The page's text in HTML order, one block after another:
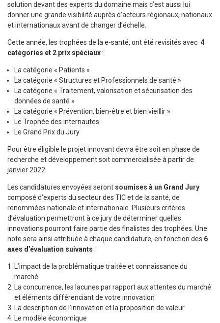
solution devant des experts du domaine mais c’est aussi lui
donner une grande visibilité auprès d’acteurs régionaux, nationaux
et internationaux avant de changer d’échelle.
Cette année, les trophées de la e-santé, ont été revisités avec 4
catégories et 2 prix spéciaux :
La catégorie « Patients »
La catégorie « Structures et Professionnels de santé »
La catégorie « Traitement, valorisation et sécurisation des
données de santé »
La catégorie « Prévention, bien-être et bien vieillir »
Le Trophée des internautes
Le Grand Prix du Jury
Pour être éligible le projet innovant devra être soit en phase de
recherche et développement soit commercialisée à partir de
janvier 2022.
Les candidatures envoyées seront soumises à un Grand Jury
composé d’experts du secteur des TIC et de la santé, de
renommées nationale et internationale. Plusieurs critères
d’évaluation permettront à ce jury de déterminer quelles
innovations pourront faire partie des finalistes des trophées. Une
note sera ainsi attribuée à chaque candidature, en fonction des 6
axes d’évaluation suivants :
L’impact de la problématique traitée et connaissance du
marché
La concurrence, les lacunes par rapport aux attentes du marché
et éléments différenciant de votre innovation
La description de l’innovation et la proposition de valeur
Le modèle économique